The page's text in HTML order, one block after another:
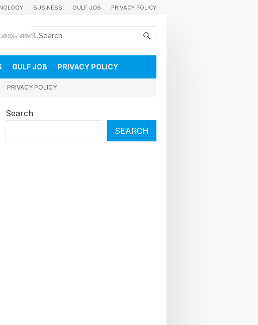
BUSINESS GULF JOB PRIVACY POLICY
കുവൈറ്റിലെ വാർത്തകളും വിശേഷങ്ങളും തൽസമയം അറിയാൻ
GULF JOB PRIVACY POLICY
PRIVACY POLICY
Search
SEARCH